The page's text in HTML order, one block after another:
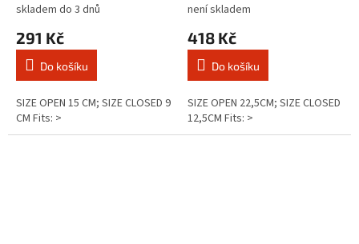
skladem do 3 dnů
291 Kč
Do košíku
SIZE OPEN 15 CM; SIZE CLOSED 9
CM Fits: >
není skladem
418 Kč
Do košíku
SIZE OPEN 22,5CM; SIZE CLOSED
12,5CM Fits: >